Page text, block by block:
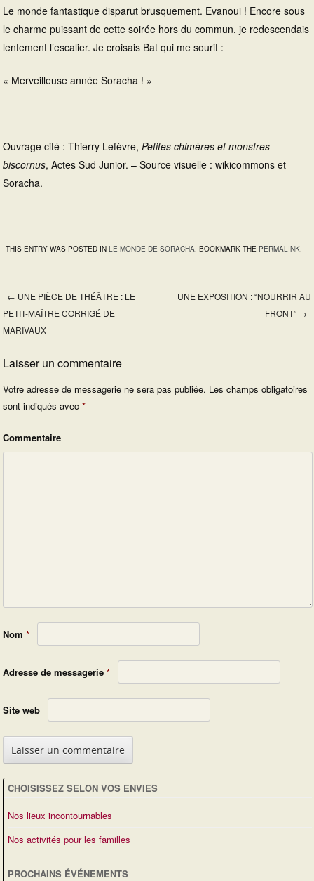
Le monde fantastique disparut brusquement. Evanoui ! Encore sous
le charme puissant de cette soirée hors du commun, je redescendais
lentement l’escalier. Je croisais Bat qui me sourit :
« Merveilleuse année Soracha ! »
Ouvrage cité : Thierry Lefèvre, Petites chimères et monstres
biscornus, Actes Sud Junior. – Source visuelle : wikicommons et
Soracha.
THIS ENTRY WAS POSTED IN LE MONDE DE SORACHA. BOOKMARK THE PERMALINK.
Post navigation
← UNE PIÈCE DE THÉÂTRE : LE
PETIT-MAÎTRE CORRIGÉ DE
MARIVAUX
UNE EXPOSITION : “NOURRIR AU
FRONT” →
Laisser un commentaire
Votre adresse de messagerie ne sera pas publiée. Les champs obligatoires
sont indiqués avec *
Commentaire
Nom *
Adresse de messagerie *
Site web
CHOISISSEZ SELON VOS ENVIES
Nos lieux incontournables
Nos activités pour les familles
PROCHAINS ÉVÉNEMENTS